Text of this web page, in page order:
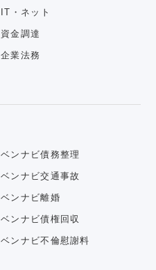
IT・ネット
資金調達
企業法務
ベンナビ債務整理
ベンナビ交通事故
ベンナビ離婚
ベンナビ債権回収
ベンナビ不倫慰謝料